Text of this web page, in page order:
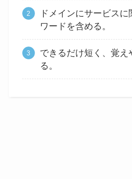
ドメインにサービス
ワードを含める。
できるだけ短く、覚え
る。